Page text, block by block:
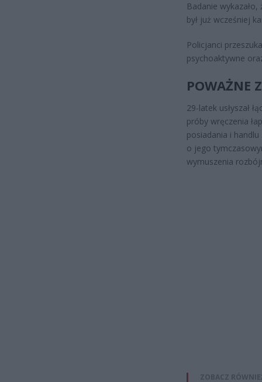
Badanie
był już wcześniej
Policjanci
psychoaktywne
POWAŻNE
29-latek usłyszał
próby wręczenia
posiadania i
o jego
wymuszenia
ZOBACZ